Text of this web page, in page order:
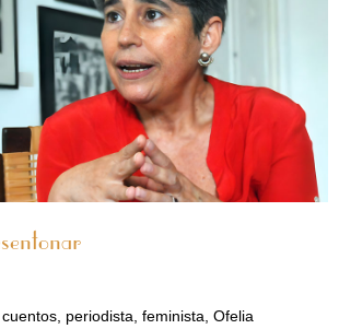
periodista, feminista, Ofelia